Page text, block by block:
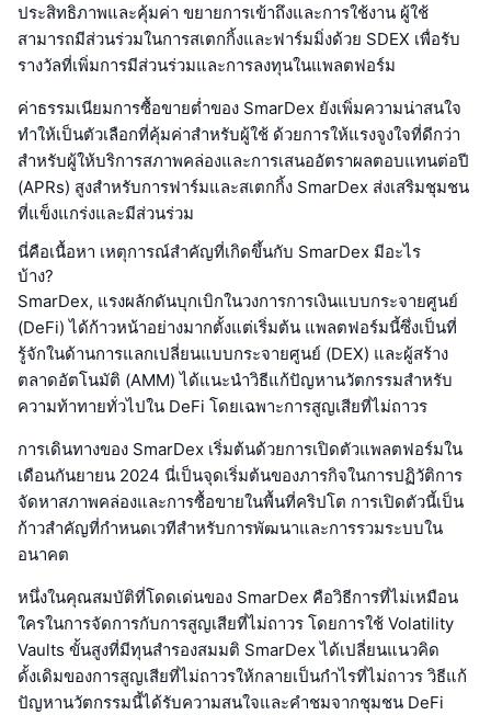
ประสิทธิภาพและคุ้มค่า ขยายการเข้าถึงและการใช้งาน ผู้ใช้
สามารถมีส่วนร่วมในการสเตกกิ้งและฟาร์มมิ่งด้วย SDEX เพื่อรับ
รางวัลที่เพิ่มการมีส่วนร่วมและการลงทุนในแพลตฟอร์ม
ค่าธรรมเนียมการซื้อขายต่ำของ SmarDex ยังเพิ่มความน่าสนใจ
ทำให้เป็นตัวเลือกที่คุ้มค่าสำหรับผู้ใช้ ด้วยการให้แรงจูงใจที่ดีกว่า
สำหรับผู้ให้บริการสภาพคล่องและการเสนออัตราผลตอบแทนต่อปี
(APRs) สูงสำหรับการฟาร์มและสเตกกิ้ง SmarDex ส่งเสริมชุมชน
ที่แข็งแกร่งและมีส่วนร่วม
นี่คือเนื้อหา เหตุการณ์สำคัญที่เกิดขึ้นกับ SmarDex มีอะไร
บ้าง?
SmarDex, แรงผลักดันบุกเบิกในวงการการเงินแบบกระจายศูนย์
(DeFi) ได้ก้าวหน้าอย่างมากตั้งแต่เริ่มต้น แพลตฟอร์มนี้ซึ่งเป็นที่
รู้จักในด้านการแลกเปลี่ยนแบบกระจายศูนย์ (DEX) และผู้สร้าง
ตลาดอัตโนมัติ (AMM) ได้แนะนำวิธีแก้ปัญหานวัตกรรมสำหรับ
ความท้าทายทั่วไปใน DeFi โดยเฉพาะการสูญเสียที่ไม่ถาวร
การเดินทางของ SmarDex เริ่มต้นด้วยการเปิดตัวแพลตฟอร์มใน
เดือนกันยายน 2024 นี่เป็นจุดเริ่มต้นของภารกิจในการปฏิวัติการ
จัดหาสภาพคล่องและการซื้อขายในพื้นที่คริปโต การเปิดตัวนี้เป็น
ก้าวสำคัญที่กำหนดเวทีสำหรับการพัฒนาและการรวมระบบใน
อนาคต
หนึ่งในคุณสมบัติที่โดดเด่นของ SmarDex คือวิธีการที่ไม่เหมือน
ใครในการจัดการกับการสูญเสียที่ไม่ถาวร โดยการใช้ Volatility
Vaults ขั้นสูงที่มีทุนสำรองสมมติ SmarDex ได้เปลี่ยนแนวคิด
ดั้งเดิมของการสูญเสียที่ไม่ถาวรให้กลายเป็นกำไรที่ไม่ถาวร วิธีแก้
ปัญหานวัตกรรมนี้ได้รับความสนใจและคำชมจากชุมชน DeFi